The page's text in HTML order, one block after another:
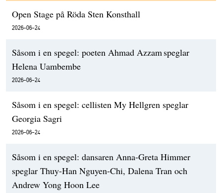
Open Stage på Röda Sten Konsthall
2026-06-24
Såsom i en spegel: poeten Ahmad Azzam speglar
Helena Uambembe
2026-06-24
Såsom i en spegel: cellisten My Hellgren speglar
Georgia Sagri
2026-06-24
Såsom i en spegel: dansaren Anna-Greta Himmer
speglar Thuy-Han Nguyen-Chi, Dalena Tran och
Andrew Yong Hoon Lee